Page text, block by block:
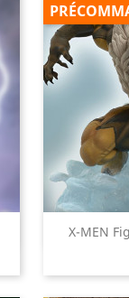
X-MEN
